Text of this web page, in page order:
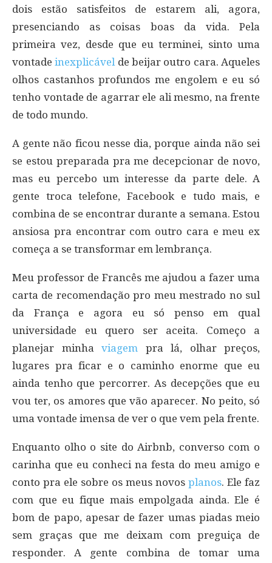
dois estão satisfeitos de estarem ali, agora,
presenciando as coisas boas da vida. Pela
primeira vez, desde que eu terminei, sinto uma
vontadeinexplicável de beijar outro cara. Aqueles
olhos castanhos profundos me engolem e eu só
tenho vontade de agarrar ele ali mesmo, na frente
de todo mundo.
A gente não ficou nesse dia, porque ainda não sei
se estou preparada pra me decepcionar de novo,
mas eu percebo um interesse da parte dele. A
gente troca telefone, Facebook e tudo mais, e
combina de se encontrar durante a semana. Estou
ansiosa pra encontrar com outro cara e meu ex
começa a se transformar em lembrança.
Meu professor de Francês me ajudou a fazer uma
carta de recomendação pro meu mestrado no sul
da França e agora eu só penso em qual
universidade eu quero ser aceita. Começo a
planejar minha viagem pra lá, olhar preços,
lugares pra ficar e o caminho enorme que eu
ainda tenho que percorrer. As decepções que eu
vou ter, os amores que vão aparecer. No peito, só
uma vontade imensa de ver o que vem pela frente.
Enquanto olho o site do Airbnb, converso com o
carinha que eu conheci na festa do meu amigo e
conto pra ele sobre os meus novos planos. Ele faz
com que eu fique mais empolgada ainda. Ele é
bom de papo, apesar de fazer umas piadas meio
sem graças que me deixam com preguiça de
responder. A gente combina de tomar uma